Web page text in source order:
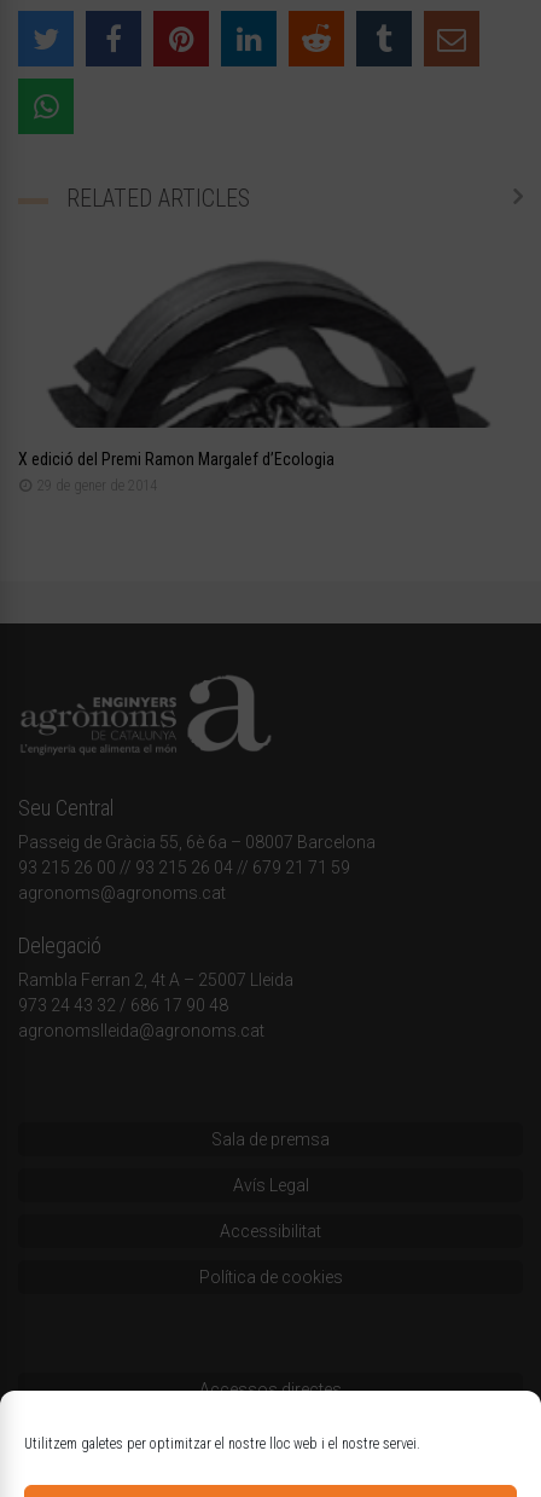
Utilitzem galetes per optimitzar el nostre lloc web i el nostre servei.
RELATED ARTICLES
X edició del Premi Ramon Margalef d’Ecologia
29 de gener de 2014
Seu Central
Passeig de Gràcia 55, 6è 6a – 08007 Barcelona
93 215 26 00 // 93 215 26 04 // 679 21 71 59
agronoms@agronoms.cat
Delegació
Rambla Ferran 2, 4t A – 25007 Lleida
973 24 43 32 / 686 17 90 48
agronomslleida@agronoms.cat
Sala de premsa
Avís Legal
Accessibilitat
Política de cookies
Accessos directes
Codi deontològic
Estatuts